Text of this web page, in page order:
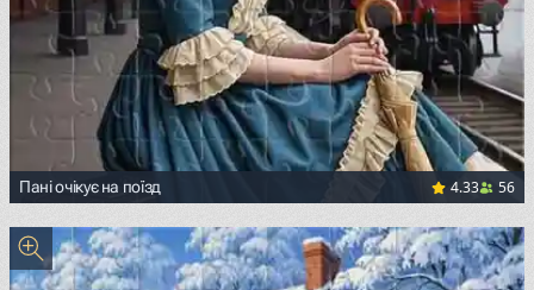
Пані очікує на поїзд 4.33 56